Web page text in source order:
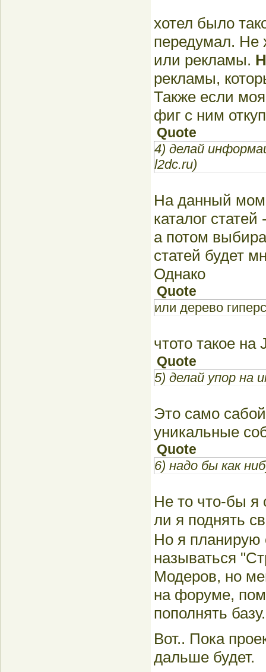
хотел было
передумал. Не
или рекламы.
рекламы,
Также если
фиг с ним
Quote
4) делай
l2dc.ru)
На данный
каталог
а потом
статей будет
Однако
Quote
или дерево
чтото такое
Quote
5) делай упор
Это само
уникальные
Quote
6) надо бы как
Не то что-бы я
ли я поднять
Но я планирую
называться
Модеров, но
на форуме,
пополнять
Вот.. Пока
дальше будет.